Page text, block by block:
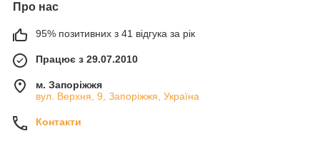
Про нас
95% позитивних з 41 відгука за рік
Працює з 29.07.2010
м. Запоріжжя
вул. Верхня, 9, Запоріжжя, Україна
Контакти